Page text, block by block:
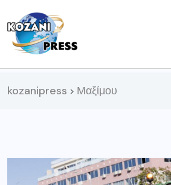
kozanipress > Μαξίμου